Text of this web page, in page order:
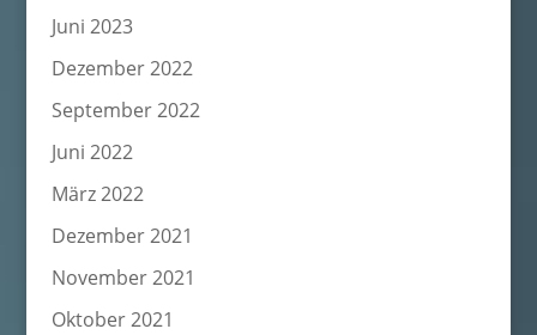
Juni 2023
Dezember 2022
September 2022
Juni 2022
März 2022
Dezember 2021
November 2021
Oktober 2021